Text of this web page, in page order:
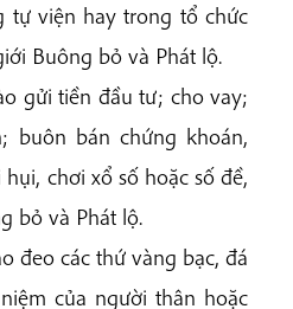
tự viện hay trong tổ chức
Buông bỏ và Phát lộ.
gửi tiền đầu tư; cho vay;
buôn bán chứng khoán,
chơi xổ số hoặc số đề,
bỏ và Phát lộ.
các thứ vàng bạc, đá
của người thân hoặc